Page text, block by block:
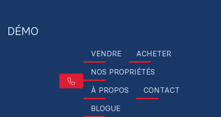
DÉMO
VENDRE
ACHETER
NOS PROPRIÉTÉS
À PROPOS
CONTACT
BLOGUE